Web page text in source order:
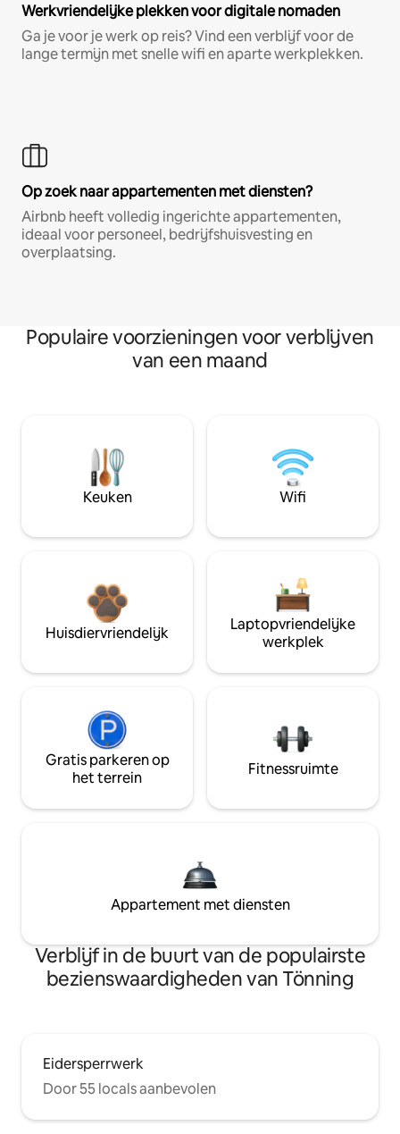
Werkvriendelijke plekken voor digitale nomaden
Ga je voor je werk op reis? Vind een verblijf voor de
lange termijn met snelle wifi en aparte werkplekken.
Op zoek naar appartementen met diensten?
Airbnb heeft volledig ingerichte appartementen,
ideaal voor personeel, bedrijfshuisvesting en
overplaatsing.
Populaire voorzieningen voor verblijven
van een maand
Keuken Wifi
Huisdiervriendelijk
Laptopvriendelijke
werkplek
Gratis parkeren op
het terrein
Fitnessruimte
Appartement met diensten
Verblijf in de buurt van de populairste
bezienswaardigheden van Tönning
Eidersperrwerk
Door 55 locals aanbevolen